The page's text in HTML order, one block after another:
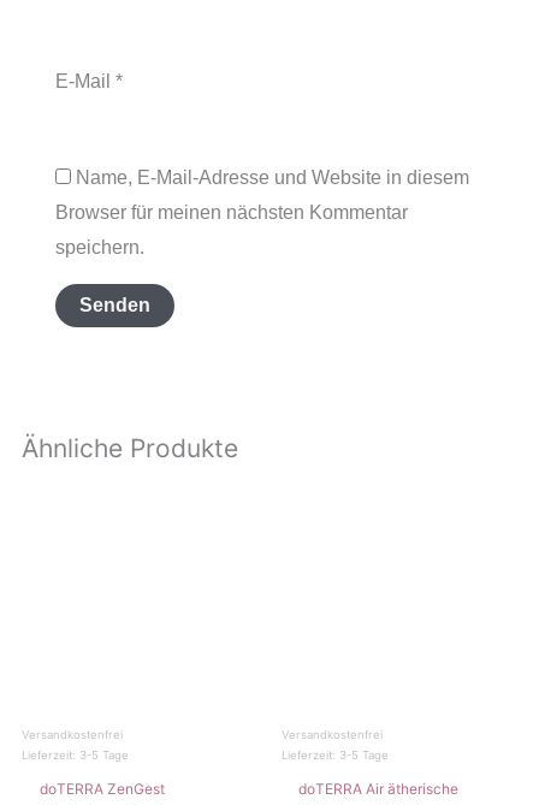
E-Mail*
Name, E-Mail-Adresse und Website in diesem
Browser für meinen nächsten Kommentar
speichern.
Ähnliche Produkte
Versandkostenfrei
Lieferzeit: 3-5 Tage
doTERRA ZenGest
Versandkostenfrei
Lieferzeit: 3-5 Tage
doTERRA Air ätherische